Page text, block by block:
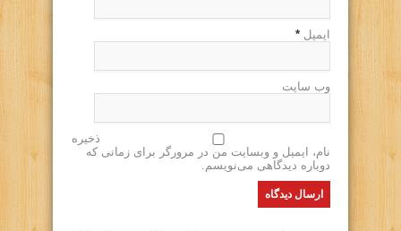
ایمیل *
وب سایت
ذخیره
نام، ایمیل و وبسایت من در مرورگر برای زمانی که
دوباره دیدگاهی می‌نویسم.